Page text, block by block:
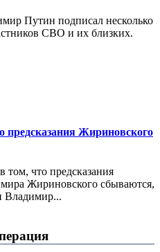
Путин подписал несколько
СВО и их близких.
предсказания Жириновского
том, что предсказания
Жириновского сбываются,
Владимир...